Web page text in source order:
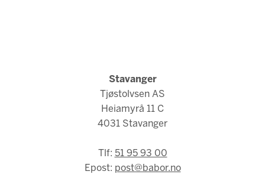
Stavanger
Tjøstolvsen AS
Heiamyrå 11 C
4031 Stavanger
Tlf: 51 95 93 00
Epost: post@babor.no